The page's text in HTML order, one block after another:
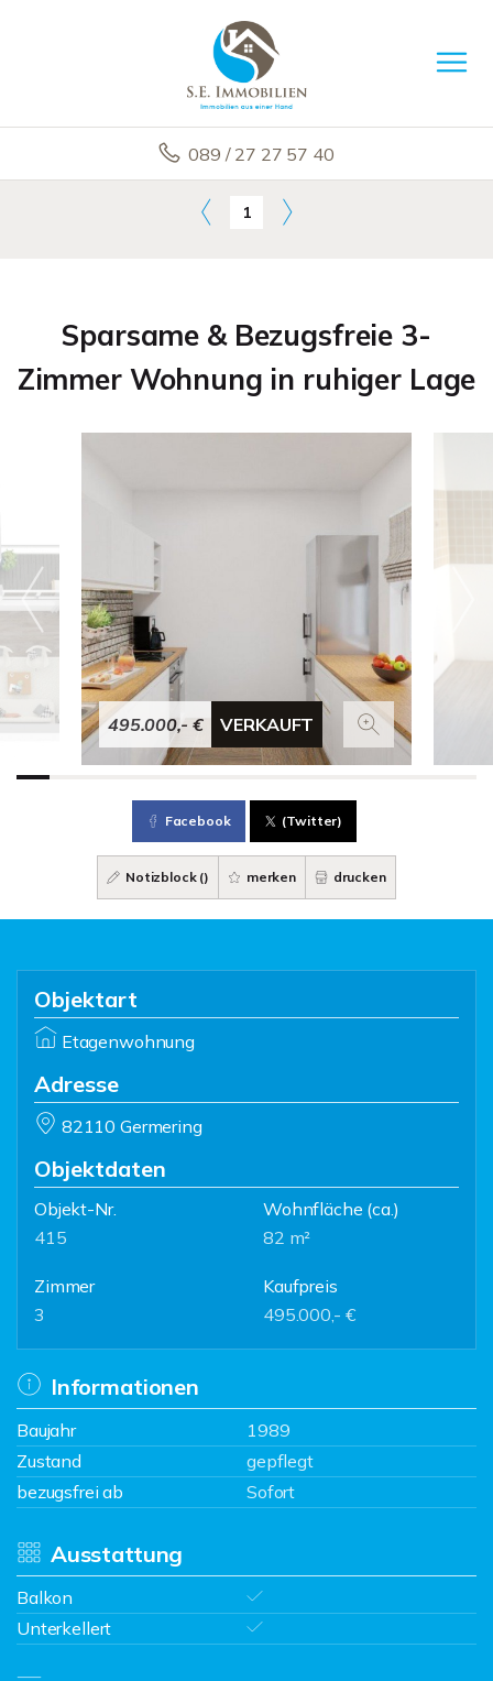
089 / 27 27 57 40
1
Sparsame & Bezugsfreie 3-
Zimmer Wohnung in ruhiger Lage
495.000,- € VERKAUFT
Facebook (Twitter)
Notizblock () merken drucken
Objektart
Etagenwohnung
Adresse
82110 Germering
Objektdaten
Objekt-Nr.
415
Wohnfläche (ca.)
82 m²
Zimmer
3
Kaufpreis
495.000,- €
Informationen
Baujahr
1989
Zustand
gepflegt
bezugsfrei ab
Sofort
Ausstattung
Balkon
Unterkellert